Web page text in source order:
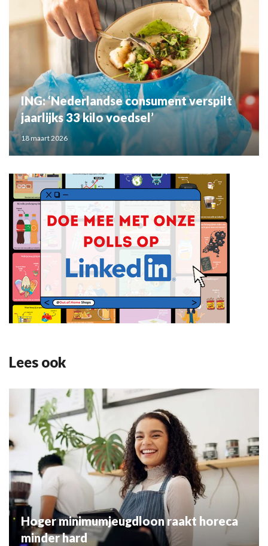
ING: ‘Nederlandse consument verspilt
jaarlijks 33 kilo voedsel’
18 maart 2026
Lees ook
Hoger minimumjeugdloon raakt horeca
minder hard